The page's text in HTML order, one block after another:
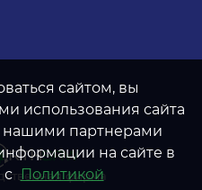
разделение
вероятность
сортировочных
на высокую
фирма
сайтом, вы
использования сайта
нашими партнерами
на сайте в
с Политикой